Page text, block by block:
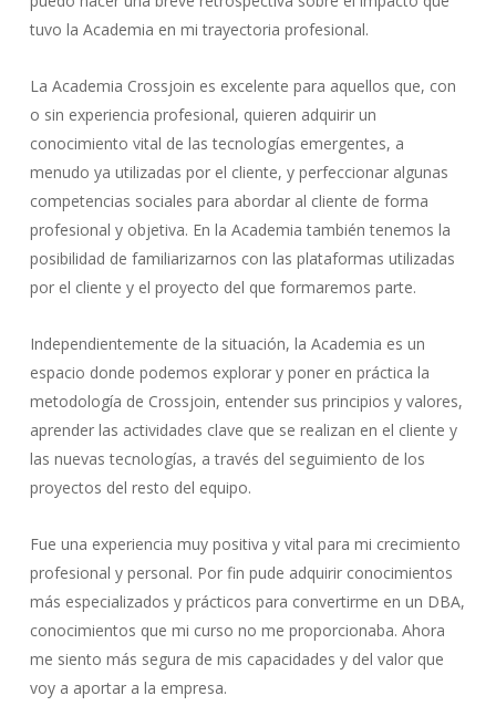
tuvo la Academia en mi trayectoria profesional.
La Academia Crossjoin es excelente para aquellos que, con
o sin experiencia profesional, quieren adquirir un
conocimiento vital de las tecnologías emergentes, a
menudo ya utilizadas por el cliente, y perfeccionar algunas
competencias sociales para abordar al cliente de forma
profesional y objetiva. En la Academia también tenemos la
posibilidad de familiarizarnos con las plataformas utilizadas
por el cliente y el proyecto del que formaremos parte.
Independientemente de la situación, la Academia es un
espacio donde podemos explorar y poner en práctica la
metodología de Crossjoin, entender sus principios y valores,
aprender las actividades clave que se realizan en el cliente y
las nuevas tecnologías, a través del seguimiento de los
proyectos del resto del equipo.
Fue una experiencia muy positiva y vital para mi crecimiento
profesional y personal. Por fin pude adquirir conocimientos
más especializados y prácticos para convertirme en un DBA,
conocimientos que mi curso no me proporcionaba. Ahora
me siento más segura de mis capacidades y del valor que
voy a aportar a la empresa.